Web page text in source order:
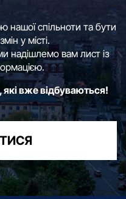
нашої спільноти та бути
у місті.
надішлемо вам лист із
які вже відбуваються!